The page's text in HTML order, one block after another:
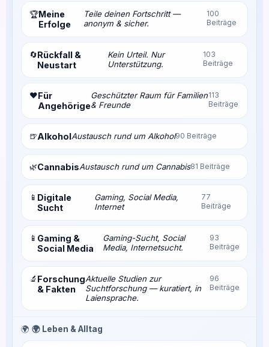
🏆Meine
Erfolge
Teile deinen Fortschritt —
anonym & sicher.
100
Beiträge
🔄Rückfall &
Neustart
Kein Urteil. Nur
Unterstützung.
103
Beiträge
❤️Für
Angehörige
Geschützter Raum für Familien
& Freunde
113
Beiträge
🍺AlkoholAustausch rund um Alkohol90 Beiträge
🌿CannabisAustausch rund um Cannabis81 Beiträge
📱 Digitale
Sucht
Gaming, Social Media,
Internet
77
Beiträge
📱 Gaming &
Social Media
Gaming-Sucht, Social
Media, Internetsucht.
93
Beiträge
🔬 Forschung
& Fakten
Aktuelle Studien zur
Suchtforschung — kuratiert, in
Laiensprache.
96
Beiträge
🌍 🌍 Leben & Alltag